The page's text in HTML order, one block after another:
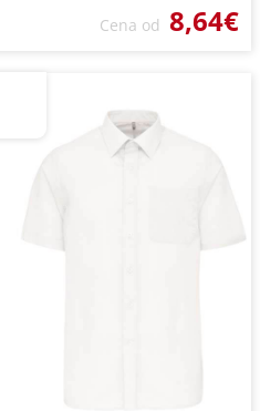
Cena od 8,64€